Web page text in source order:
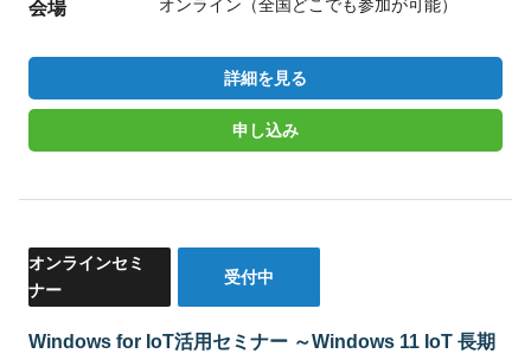
会場 オンライン（全国どこでも参加が可能）
詳細を見る
申し込み
オンラインセミ
ナー
受付中
Windows for IoT活用セミナー ～Windows 11 IoT 長期